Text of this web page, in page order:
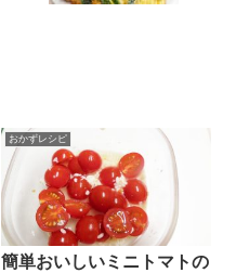
おかずレシピ
簡単おいしいミニトマトの